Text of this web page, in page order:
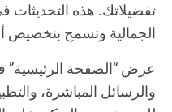
تفضيلاتك. هذه التحديثات
الجمالية وتسمح بتخصيص
والرسائل المباشرة،